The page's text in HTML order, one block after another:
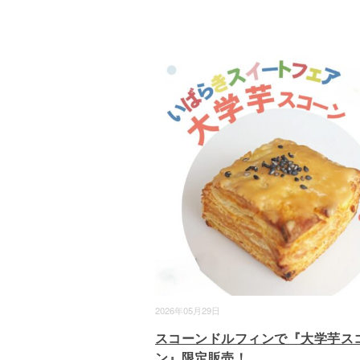
2026年05月29日
スコーンドルフィンで『大学芋ス